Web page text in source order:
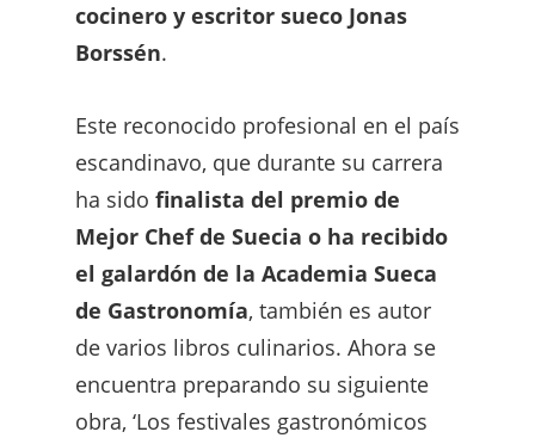
cocinero y escritor sueco Jonas
Borssén.
Este reconocido profesional en el país
escandinavo, que durante su carrera
ha sido finalista del premio de
Mejor Chef de Suecia o ha recibido
el galardón de la Academia Sueca
de Gastronomía, también es autor
de varios libros culinarios. Ahora se
encuentra preparando su siguiente
obra, ‘Los festivales gastronómicos